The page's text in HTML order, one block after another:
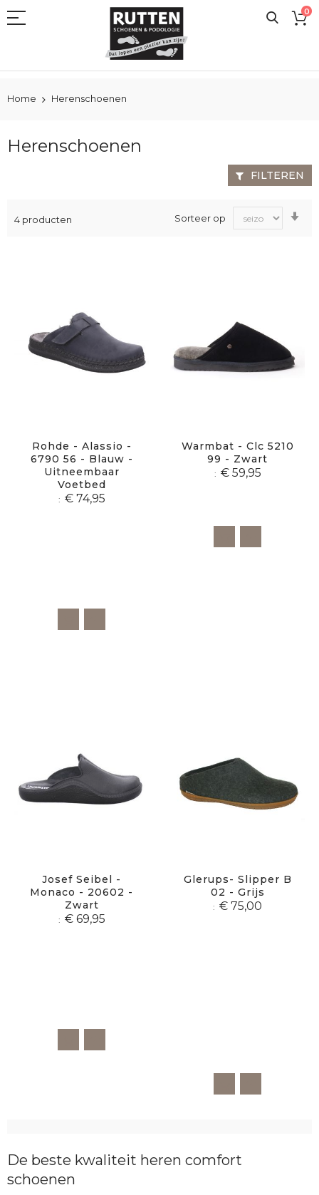
naar
0
Home Herenschoenen
Herenschoenen
4 producten Sorteer op
Rohde - Alassio -
6790 56 - Blauw -
Uitneembaar
Voetbed
€ 74,95
Warmbat - Clc 5210
99 - Zwart
€ 59,95
Josef Seibel -
Monaco - 20602 -
Zwart
€ 69,95
Glerups- Slipper B
02 - Grijs
€ 75,00
De beste kwaliteit heren comfort
schoenen
FILTEREN